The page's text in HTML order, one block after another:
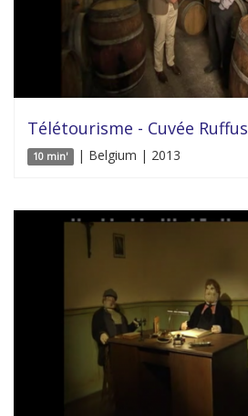
Télétourisme - Cuvée Ruffus
10 min' | Belgium | 2013